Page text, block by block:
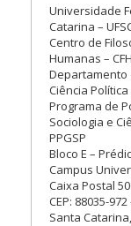
Universidade
Catarina –
Centro de
Humanas – CFH
Departamento
Ciência Política
Programa de
Sociologia e
PPGSP
Bloco E –
Campus
Caixa Postal
CEP: 88035-972
Santa